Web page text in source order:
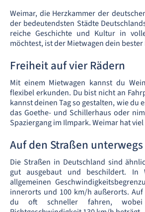
Weimar, die Herzkammer der
der bedeutendsten Städte
reiche Geschichte und Kultur in
möchtest, ist der Mietwagen dein bester
Freiheit auf vier Rädern
Mit einem Mietwagen kannst du
flexibel erkunden. Du bist nicht an
kannst deinen Tag so gestalten, wie du
das Goethe- und Schillerhaus oder
Spaziergang im Ilmpark. Weimar hat
Auf den Straßen unterwegs
Die Straßen in Deutschland sind
gut ausgebaut und beschildert. In
allgemeinen
innerorts und 100 km/h außerorts.
du oft schneller fahren, wobei